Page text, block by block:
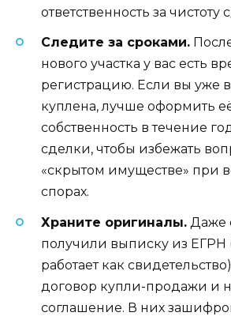
ответственность за чистоту
Следите за сроками.
нового участка у вас есть
регистрацию. Если вы уже
куплена, лучше оформить
собственность в течение
сделки, чтобы избежать
«скрытом имуществе» при
спорах.
Храните оригиналы. Даже
получили выписку из ЕГРН
работает как
договор купли-продажи и
соглашение. В них